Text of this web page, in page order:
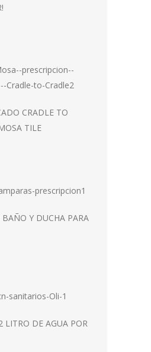
CRADLE TO
TILE
Y DUCHA PARA
LITRO DE AGUA POR